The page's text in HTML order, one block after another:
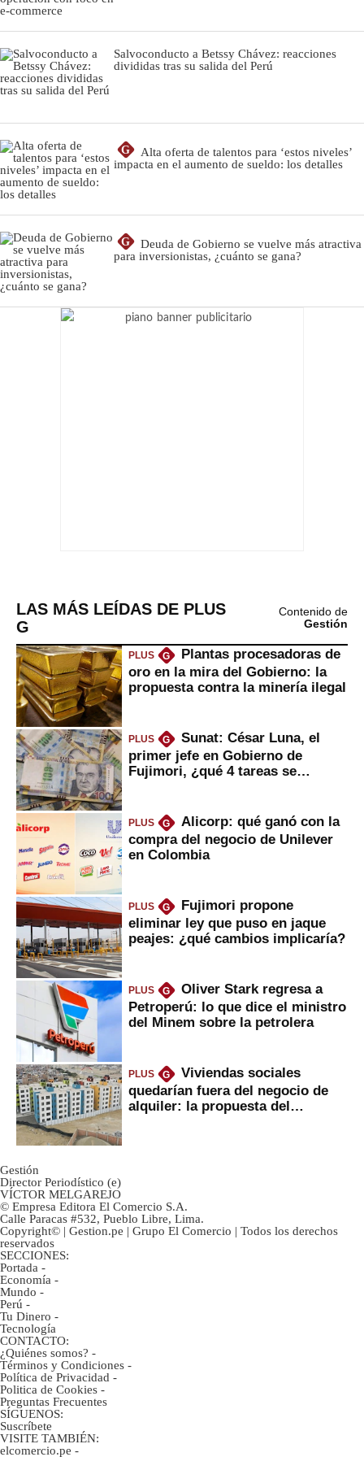
Salvoconducto a Betssy Chávez: reacciones
divididas tras su salida del Perú
G
Alta oferta de talentos para ‘estos niveles’
impacta en el aumento de sueldo: los detalles
G
Deuda de Gobierno se vuelve más atractiva
para inversionistas, ¿cuánto se gana?
LAS MÁS LEÍDAS DE PLUS
G
Contenido de
Gestión
PLUS G
Plantas procesadoras de
oro en la mira del Gobierno: la
propuesta contra la minería ilegal
PLUS G
Sunat: César Luna, el
primer jefe en Gobierno de
Fujimori, ¿qué 4 tareas se
PLUS G
Alicorp: qué ganó con la
compra del negocio de Unilever
en Colombia
PLUS G
Fujimori propone
eliminar ley que puso en jaque
peajes: ¿qué cambios implicaría?
PLUS G
Oliver Stark regresa a
Petroperú: lo que dice el ministro
del Minem sobre la petrolera
PLUS G
Viviendas sociales
quedarían fuera del negocio de
alquiler: la propuesta del
Gestión
Director Periodístico (e)
VÍCTOR MELGAREJO
© Empresa Editora El Comercio S.A.
Calle Paracas #532, Pueblo Libre, Lima.
Copyright© | Gestion.pe | Grupo El Comercio | Todos los derechos
reservados
SECCIONES:
Portada -
Economía -
Mundo -
Perú -
Tu Dinero -
Tecnología
CONTACTO:
¿Quiénes somos? -
Términos y Condiciones -
Política de Privacidad -
Politica de Cookies -
Preguntas Frecuentes
SÍGUENOS:
Suscríbete
VISITE TAMBIÉN:
elcomercio.pe -